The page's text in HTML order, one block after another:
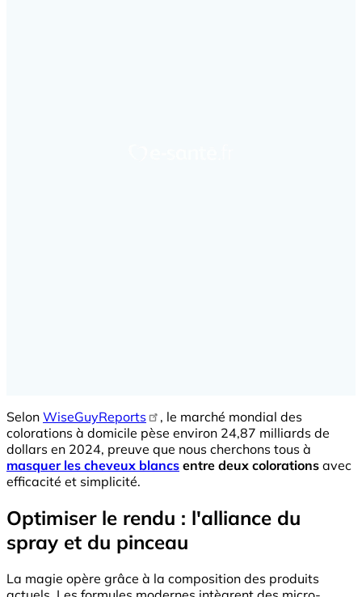
Selon WiseGuyReports
, le marché mondial des
colorations à domicile pèse environ 24,87 milliards de
dollars en 2024, preuve que nous cherchons tous à
masquer les cheveux blancs entre deux colorations avec
efficacité et simplicité.
Optimiser le rendu : l'alliance du
spray et du pinceau
La magie opère grâce à la composition des produits